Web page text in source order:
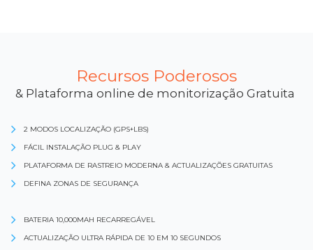
Recursos Poderosos
& Plataforma online de monitorização Gratuita
2 MODOS LOCALIZAÇÃO (GPS+LBS)
FÁCIL INSTALAÇÃO PLUG & PLAY
PLATAFORMA DE RASTREIO MODERNA & ACTUALIZAÇÕES GRATUITAS
DEFINA ZONAS DE SEGURANÇA
BATERIA 10,000MAH RECARREGÁVEL
ACTUALIZAÇÃO ULTRA RÁPIDA DE 10 EM 10 SEGUNDOS